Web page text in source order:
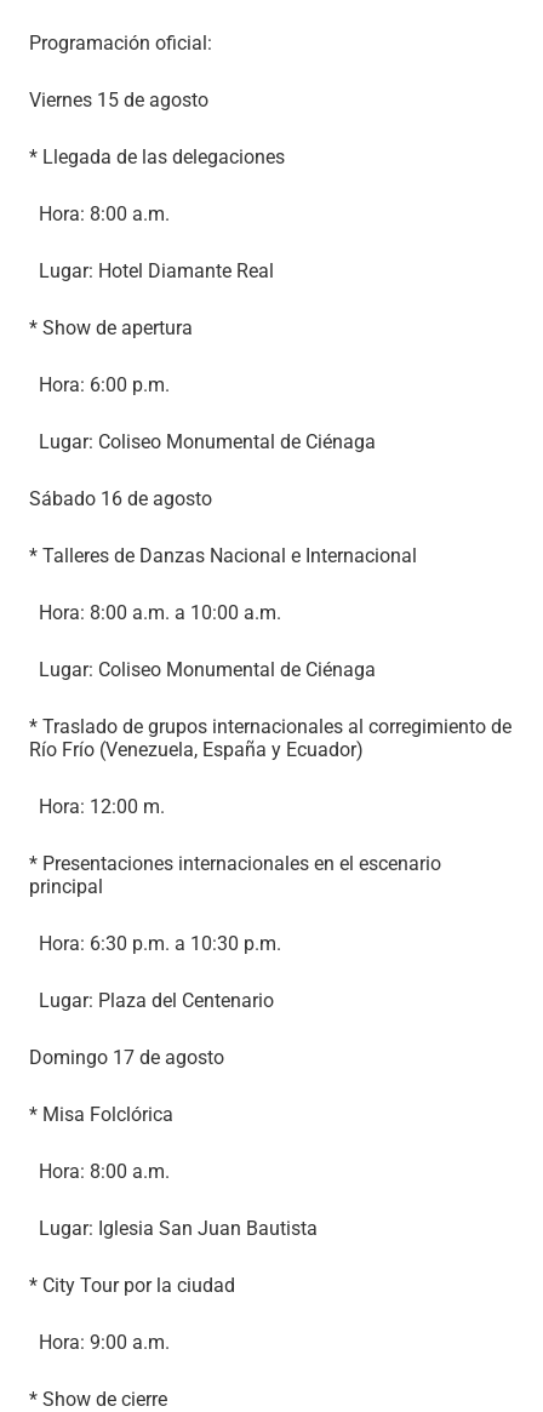
Programación oficial:
Viernes 15 de agosto
* Llegada de las delegaciones
Hora: 8:00 a.m.
Lugar: Hotel Diamante Real
* Show de apertura
Hora: 6:00 p.m.
Lugar: Coliseo Monumental de Ciénaga
Sábado 16 de agosto
* Talleres de Danzas Nacional e Internacional
Hora: 8:00 a.m. a 10:00 a.m.
Lugar: Coliseo Monumental de Ciénaga
* Traslado de grupos internacionales al corregimiento de
Río Frío (Venezuela, España y Ecuador)
Hora: 12:00 m.
* Presentaciones internacionales en el escenario
principal
Hora: 6:30 p.m. a 10:30 p.m.
Lugar: Plaza del Centenario
Domingo 17 de agosto
* Misa Folclórica
Hora: 8:00 a.m.
Lugar: Iglesia San Juan Bautista
* City Tour por la ciudad
Hora: 9:00 a.m.
* Show de cierre